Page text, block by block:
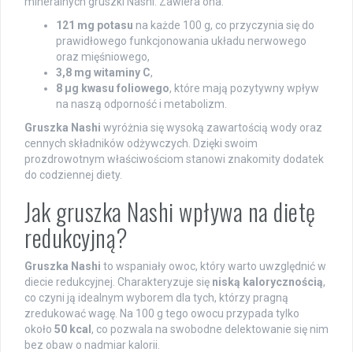
121 mg potasu na każde 100 g, co przyczynia się do
prawidłowego funkcjonowania układu nerwowego
oraz mięśniowego,
3,8 mg witaminy C,
8 μg kwasu foliowego, które mają pozytywny wpływ
na naszą odporność i metabolizm.
Gruszka Nashi wyróżnia się wysoką zawartością wody oraz
cennych składników odżywczych. Dzięki swoim
prozdrowotnym właściwościom stanowi znakomity dodatek
do codziennej diety.
Jak gruszka Nashi wpływa na dietę
redukcyjną?
Gruszka Nashi to wspaniały owoc, który warto uwzględnić w
diecie redukcyjnej. Charakteryzuje się niską kalorycznością,
co czyni ją idealnym wyborem dla tych, którzy pragną
zredukować wagę. Na 100 g tego owocu przypada tylko
około 50 kcal , co pozwala na swobodne delektowanie się nim
bez obaw o nadmiar kalorii.